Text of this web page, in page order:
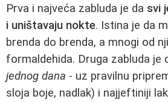
Prva i najveća zabluda je da svi
i uništavaju nokte. Istina je da
brenda do brenda, a mnogi od
formaldehida. Druga zabluda je
jednog dana - uz pravilnu
sloja boje, nadlak) i najjeftiniji